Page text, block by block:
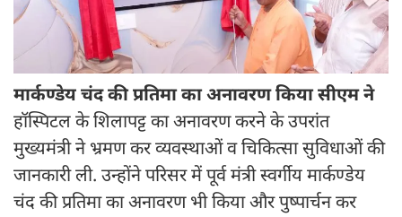
मार्कण्डेय चंद की प्रतिमा का अनावरण किया सीएम ने
हॉस्पिटल के शिलापट्ट का अनावरण करने के उपरांत
मुख्यमंत्री ने भ्रमण कर व्यवस्थाओं व चिकित्सा सुविधाओं की
जानकारी ली. उन्होंने परिसर में पूर्व मंत्री स्वर्गीय मार्कण्डेय
चंद की प्रतिमा का अनावरण भी किया और पुष्पार्चन कर